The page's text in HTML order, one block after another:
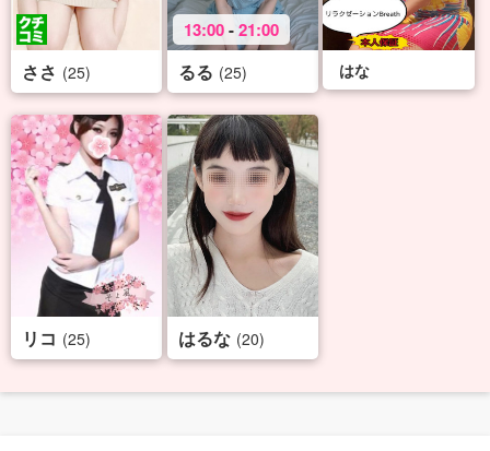
ささ (25)
13:00-21:00
るる (25) はな
リコ (25) はるな (20)